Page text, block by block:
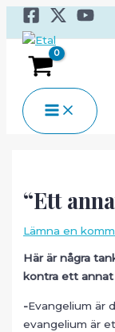
Hoppa
MAIN
MENU
“Ett
Lämna en
Här är några
kontra ett
-Evangelium är
evangelium är